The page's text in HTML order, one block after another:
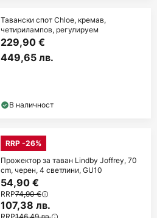
Тавански спот Chloe, кремав,
четирилампов, регулируем
229,90 €
449,65 лв.
В наличност
RRP -26%
Прожектор за таван Lindby Joffrey, 70
cm, черен, 4 светлини, GU10
54,90 €
RRP74,90 €
107,38 лв.